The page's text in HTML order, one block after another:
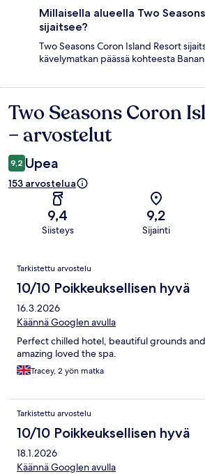
Millaisella alueella Two
sijaitsee?
Two Seasons Coron Island Resort
kävelymatkan päässä kohteesta
Arvostelut
Two Seasons Coron
– arvostelut
9,2 Upea
153 arvostelua
9,4
Siisteys
9,2
Sijainti
Arvostelut
Tarkistettu arvostelu
10/10 Poikkeuksellisen hyvä
16.3.2026
Käännä Googlen avulla
Perfect chilled hotel, beautiful grounds
amazing loved the spa.
Tracey, 2 yön matka
Tarkistettu arvostelu
10/10 Poikkeuksellisen hyvä
18.1.2026
Käännä Googlen avulla